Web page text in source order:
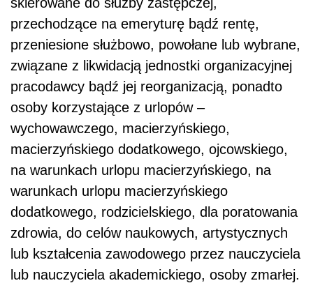
przechodzące na emeryturę bądź rentę,
przeniesione służbowo, powołane lub wybrane,
związane z likwidacją jednostki organizacyjnej
pracodawcy bądź jej reorganizacją, ponadto
osoby korzystające z urlopów –
wychowawczego, macierzyńskiego,
macierzyńskiego dodatkowego, ojcowskiego,
na warunkach urlopu macierzyńskiego, na
warunkach urlopu macierzyńskiego
dodatkowego, rodzicielskiego, dla poratowania
zdrowia, do celów naukowych, artystycznych
lub kształcenia zawodowego przez nauczyciela
lub nauczyciela akademickiego, osoby zmarłej.